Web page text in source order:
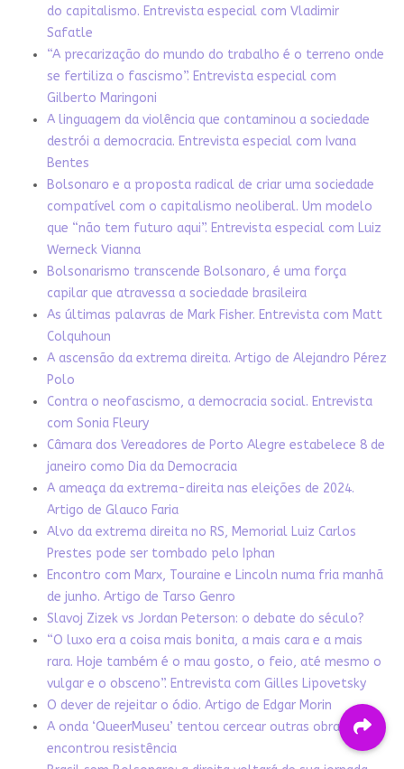
do capitalismo. Entrevista especial com Vladimir
Safatle
“A precarização do mundo do trabalho é o terreno onde
se fertiliza o fascismo”. Entrevista especial com
Gilberto Maringoni
A linguagem da violência que contaminou a sociedade
destrói a democracia. Entrevista especial com Ivana
Bentes
Bolsonaro e a proposta radical de criar uma sociedade
compatível com o capitalismo neoliberal. Um modelo
que “não tem futuro aqui”. Entrevista especial com Luiz
Werneck Vianna
Bolsonarismo transcende Bolsonaro, é uma força
capilar que atravessa a sociedade brasileira
As últimas palavras de Mark Fisher. Entrevista com Matt
Colquhoun
A ascensão da extrema direita. Artigo de Alejandro Pérez
Polo
Contra o neofascismo, a democracia social. Entrevista
com Sonia Fleury
Câmara dos Vereadores de Porto Alegre estabelece 8 de
janeiro como Dia da Democracia
A ameaça da extrema-direita nas eleições de 2024.
Artigo de Glauco Faria
Alvo da extrema direita no RS, Memorial Luiz Carlos
Prestes pode ser tombado pelo Iphan
Encontro com Marx, Touraine e Lincoln numa fria manhã
de junho. Artigo de Tarso Genro
Slavoj Zizek vs Jordan Peterson: o debate do século?
“O luxo era a coisa mais bonita, a mais cara e a mais
rara. Hoje também é o mau gosto, o feio, até mesmo o
vulgar e o obsceno”. Entrevista com Gilles Lipovetsky
O dever de rejeitar o ódio. Artigo de Edgar Morin
A onda ‘QueerMuseu’ tentou cercear outras obras. Mas
encontrou resistência